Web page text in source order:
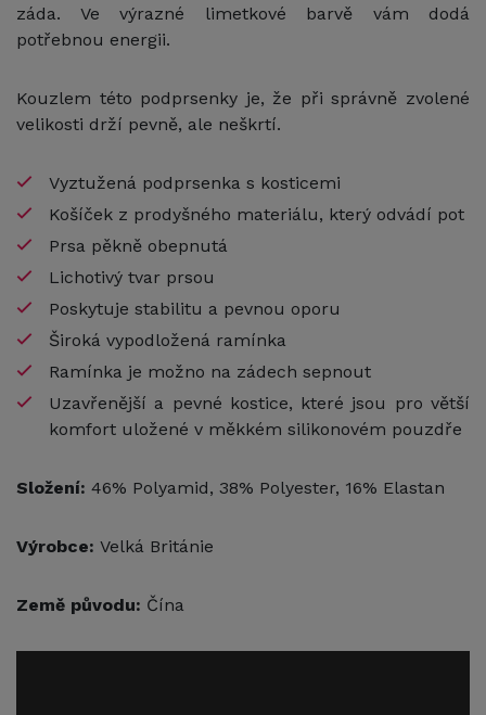
záda. Ve výrazné limetkové barvě vám dodá
potřebnou energii.
Kouzlem této podprsenky je, že při správně zvolené
velikosti drží pevně, ale neškrtí.
Vyztužená podprsenka s kosticemi
Košíček z prodyšného materiálu, který odvádí pot
Prsa pěkně obepnutá
Lichotivý tvar prsou
Poskytuje stabilitu a pevnou oporu
Široká vypodložená ramínka
Ramínka je možno na zádech sepnout
Uzavřenější a pevné kostice, které jsou pro větší
komfort uložené v měkkém silikonovém pouzdře
Složení: 46% Polyamid, 38% Polyester, 16% Elastan
Výrobce: Velká Británie
Země původu: Čína